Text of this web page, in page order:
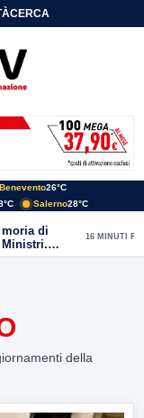
CERCA
Benevento26°C
Salerno28°C
di
del
16 MINUTI FA
della